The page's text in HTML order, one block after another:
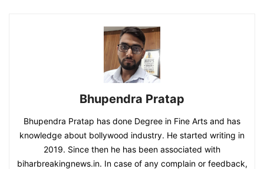
Bhupendra Pratap
Bhupendra Pratap has done Degree in Fine Arts and has
knowledge about bollywood industry. He started writing in
2019. Since then he has been associated with
biharbreakingnews.in. In case of any complain or feedback,